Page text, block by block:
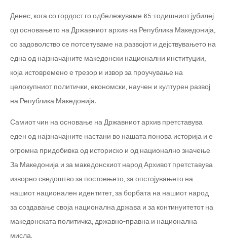
Денес, кога со гордост го одбележуваме 65-годишниот јубилеј
од основањето на Државниот архив на Република Македонија,
со задоволство се потсетуваме на развојот и дејствувањето на
една од најзначајните македонски национални институции,
која истовремено е трезор и извор за проучување на
целокупниот политички, економски, научен и културен развој
на Република Македонија.
Самиот чин на основање на Државниот архив претставува
еден од најзначајните настани во нашата понова историја и е
огромна придобивка од историско и од национално значење.
За Македонија и за македонскиот народ Архивот претставува
изворно сведоштво за постоењето, за опстојувањето на
нашиот национален идентитет, за борбата на нашиот народ
за создавање своја национална држава и за континуитетот на
македонската политичка, државно-правна и национална
мисла.